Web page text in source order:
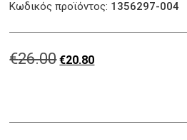
€26.00Original
was:
€20.80Η
τιμή
Κωδικός προϊόντος: 1356297-004